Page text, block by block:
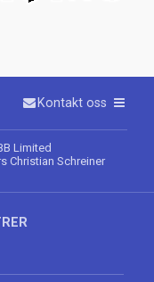
Kontakt oss
Limited
Christian Schreiner